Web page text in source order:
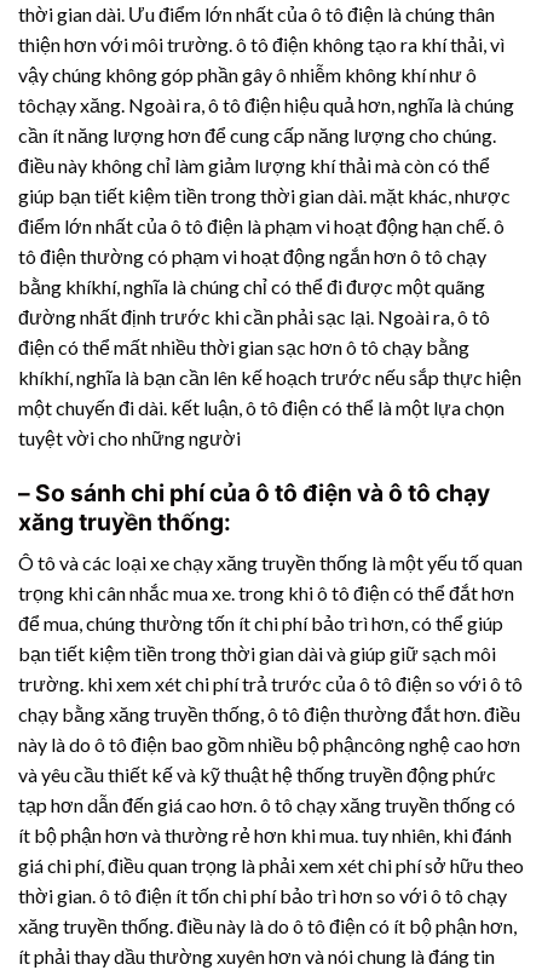
thời gian dài. Ưu điểm lớn nhất của ô tô điện là chúng thân
thiện hơn với môi trường. ô tô điện không tạo ra khí thải, vì
vậy chúng không góp phần gây ô nhiễm không khí như ô
tôchạy xăng. Ngoài ra, ô tô điện hiệu quả hơn, nghĩa là chúng
cần ít năng lượng hơn để cung cấp năng lượng cho chúng.
điều này không chỉ làm giảm lượng khí thải mà còn có thể
giúp bạn tiết kiệm tiền trong thời gian dài. mặt khác, nhược
điểm lớn nhất của ô tô điện là phạm vi hoạt động hạn chế. ô
tô điện thường có phạm vi hoạt động ngắn hơn ô tô chạy
bằng khíkhí, nghĩa là chúng chỉ có thể đi được một quãng
đường nhất định trước khi cần phải sạc lại. Ngoài ra, ô tô
điện có thể mất nhiều thời gian sạc hơn ô tô chạy bằng
khíkhí, nghĩa là bạn cần lên kế hoạch trước nếu sắp thực hiện
một chuyến đi dài. kết luận, ô tô điện có thể là một lựa chọn
tuyệt vời cho những người
– So sánh chi phí của ô tô điện và ô tô chạy
xăng truyền thống:
Ô tô và các loại xe chạy xăng truyền thống là một yếu tố quan
trọng khi cân nhắc mua xe. trong khi ô tô điện có thể đắt hơn
để mua, chúng thường tốn ít chi phí bảo trì hơn, có thể giúp
bạn tiết kiệm tiền trong thời gian dài và giúp giữ sạch môi
trường. khi xem xét chi phí trả trước của ô tô điện so với ô tô
chạy bằng xăng truyền thống, ô tô điện thường đắt hơn. điều
này là do ô tô điện bao gồm nhiều bộ phậncông nghệ cao hơn
và yêu cầu thiết kế và kỹ thuật hệ thống truyền động phức
tạp hơn dẫn đến giá cao hơn. ô tô chạy xăng truyền thống có
ít bộ phận hơn và thường rẻ hơn khi mua. tuy nhiên, khi đánh
giá chi phí, điều quan trọng là phải xem xét chi phí sở hữu theo
thời gian. ô tô điện ít tốn chi phí bảo trì hơn so với ô tô chạy
xăng truyền thống. điều này là do ô tô điện có ít bộ phận hơn,
ít phải thay dầu thường xuyên hơn và nói chung là đáng tin